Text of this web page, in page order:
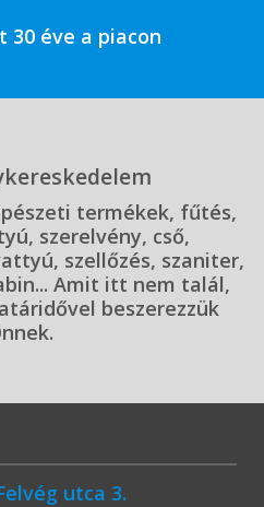
30 éve a piacon
termékek, fűtés,
szerelvény, cső,
szellőzés, szaniter,
Amit itt nem talál,
beszerezzük
utca 3.